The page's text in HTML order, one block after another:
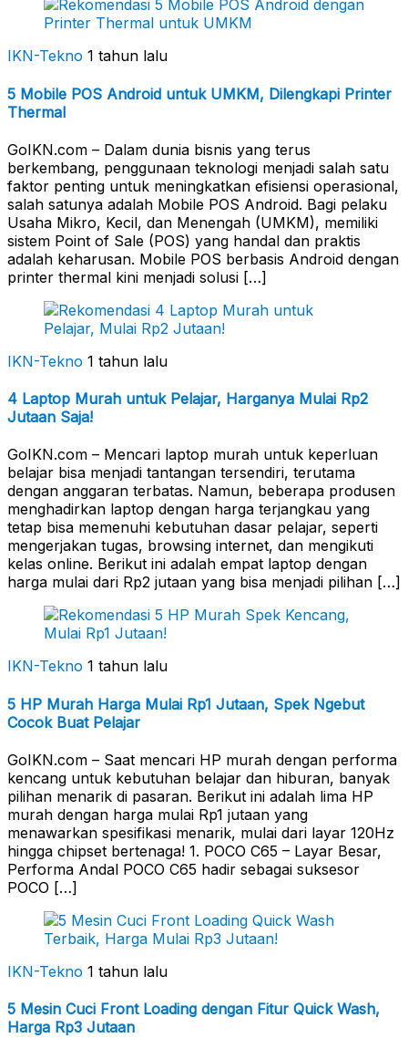
IKN-Tekno 1 tahun lalu
5 Mobile POS Android untuk UMKM, Dilengkapi Printer
Thermal
GoIKN.com – Dalam dunia bisnis yang terus
berkembang, penggunaan teknologi menjadi salah satu
faktor penting untuk meningkatkan efisiensi operasional,
salah satunya adalah Mobile POS Android. Bagi pelaku
Usaha Mikro, Kecil, dan Menengah (UMKM), memiliki
sistem Point of Sale (POS) yang handal dan praktis
adalah keharusan. Mobile POS berbasis Android dengan
printer thermal kini menjadi solusi […]
IKN-Tekno 1 tahun lalu
4 Laptop Murah untuk Pelajar, Harganya Mulai Rp2
Jutaan Saja!
GoIKN.com – Mencari laptop murah untuk keperluan
belajar bisa menjadi tantangan tersendiri, terutama
dengan anggaran terbatas. Namun, beberapa produsen
menghadirkan laptop dengan harga terjangkau yang
tetap bisa memenuhi kebutuhan dasar pelajar, seperti
mengerjakan tugas, browsing internet, dan mengikuti
kelas online. Berikut ini adalah empat laptop dengan
harga mulai dari Rp2 jutaan yang bisa menjadi pilihan […]
IKN-Tekno 1 tahun lalu
5 HP Murah Harga Mulai Rp1 Jutaan, Spek Ngebut
Cocok Buat Pelajar
GoIKN.com – Saat mencari HP murah dengan performa
kencang untuk kebutuhan belajar dan hiburan, banyak
pilihan menarik di pasaran. Berikut ini adalah lima HP
murah dengan harga mulai Rp1 jutaan yang
menawarkan spesifikasi menarik, mulai dari layar 120Hz
hingga chipset bertenaga! 1. POCO C65 – Layar Besar,
Performa Andal POCO C65 hadir sebagai suksesor
POCO […]
IKN-Tekno 1 tahun lalu
5 Mesin Cuci Front Loading dengan Fitur Quick Wash,
Harga Rp3 Jutaan